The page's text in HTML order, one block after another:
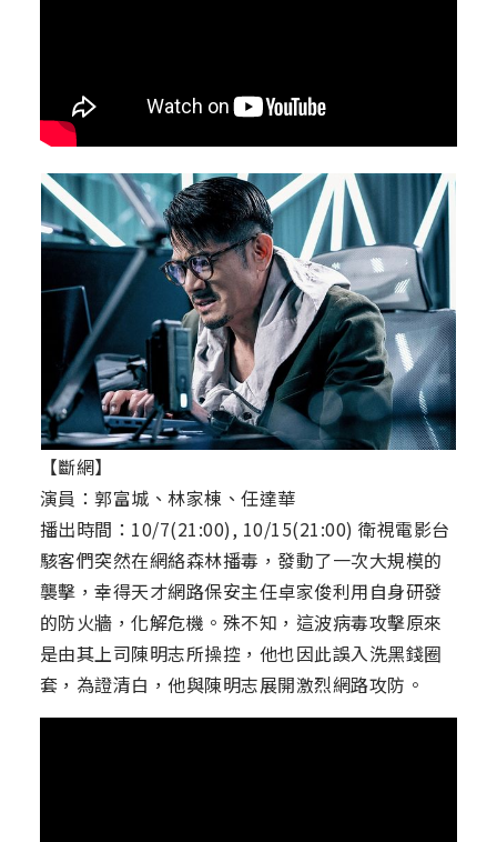
【斷網】
演員：郭富城、林家棟、任達華
播出時間：10/7(21:00), 10/15(21:00) 衛視電影台
駭客們突然在網絡森林播毒，發動了一次大規模的
襲擊，幸得天才網路保安主任卓家俊利用自身研發
的防火牆，化解危機。殊不知，這波病毒攻擊原來
是由其上司陳明志所操控，他也因此誤入洗黑錢圈
套，為證清白，他與陳明志展開激烈網路攻防。